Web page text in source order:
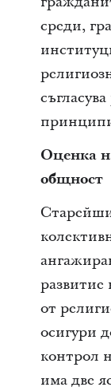
среди,
Оценка
общност
от
осигури
контрол
има две